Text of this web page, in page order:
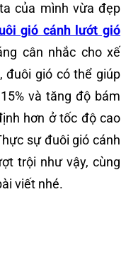
của mình vừa đẹp
gió cánh lướt gió
cân nhắc cho xế
đuôi gió có thể giúp
và tăng độ bám
hơn ở tốc độ cao
sự đuôi gió cánh
trội như vậy, cùng
viết nhé.